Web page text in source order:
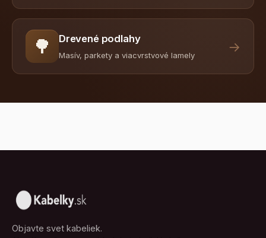
🌳 Drevené podlahy
Masív, parkety a viacvrstvové lamely
→
Objavte svet kabeliek.